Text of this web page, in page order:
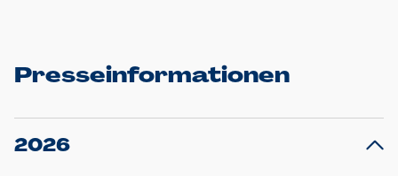
Presseinformationen
2026